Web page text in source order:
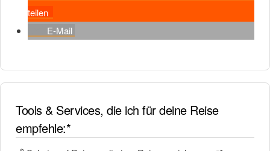
teilen
E-Mail
Tools & Services, die ich für deine Reise
empfehle:*